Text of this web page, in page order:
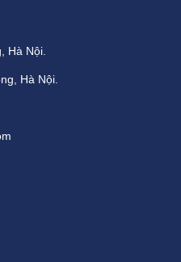
Hà Nội.
Hà Nội.